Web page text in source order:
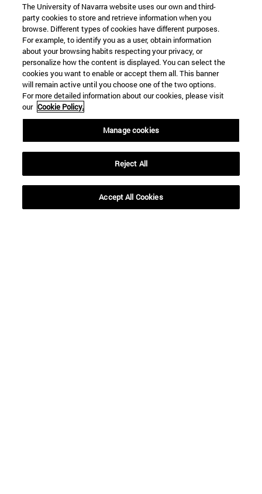
The University of Navarra website uses our own and third-
party cookies to store and retrieve information when you
browse. Different types of cookies have different purposes.
For example, to identify you as a user, obtain information
about your browsing habits respecting your privacy, or
personalize how the content is displayed. You can select the
cookies you want to enable or accept them all. This banner
will remain active until you choose one of the two options.
For more detailed information about our cookies, please visit
our Cookie Policy.
Manage cookies
Reject All
Accept All Cookies